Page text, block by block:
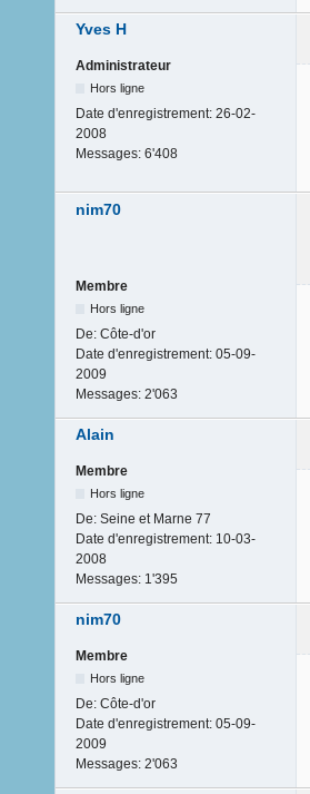
Yves H
Administrateur
Hors ligne
Date d'enregistrement: 26-02-
2008
Messages: 6'408
nim70
Membre
Hors ligne
De: Côte-d'or
Date d'enregistrement: 05-09-
2009
Messages: 2'063
Alain
Membre
Hors ligne
De: Seine et Marne 77
Date d'enregistrement: 10-03-
2008
Messages: 1'395
nim70
Membre
Hors ligne
De: Côte-d'or
Date d'enregistrement: 05-09-
2009
Messages: 2'063